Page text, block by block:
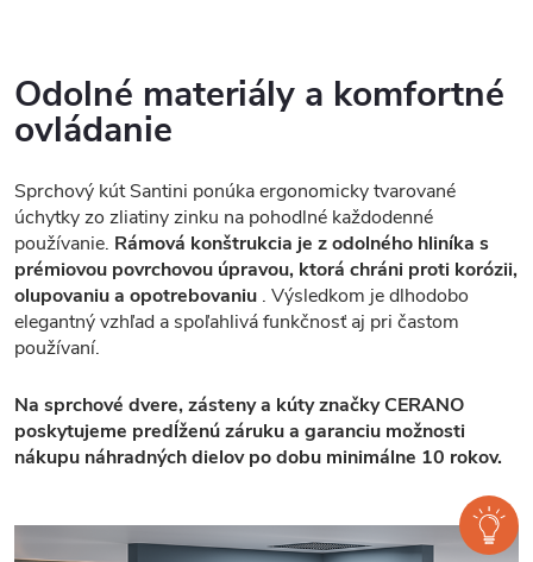
Odolné materiály a komfortné
ovládanie
Sprchový kút Santini ponúka ergonomicky tvarované
úchytky zo zliatiny zinku na pohodlné každodenné
používanie. Rámová konštrukcia je z odolného hliníka s
prémiovou povrchovou úpravou, ktorá chráni proti korózii,
olupovaniu a opotrebovaniu . Výsledkom je dlhodobo
elegantný vzhľad a spoľahlivá funkčnosť aj pri častom
používaní.
Na sprchové dvere, zásteny a kúty značky CERANO
poskytujeme predĺženú záruku a garanciu možnosti
nákupu náhradných dielov po dobu minimálne 10 rokov.